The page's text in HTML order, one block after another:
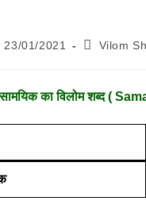
23/01/2021
PostVilom
सामयिक का विलोम शब्द (